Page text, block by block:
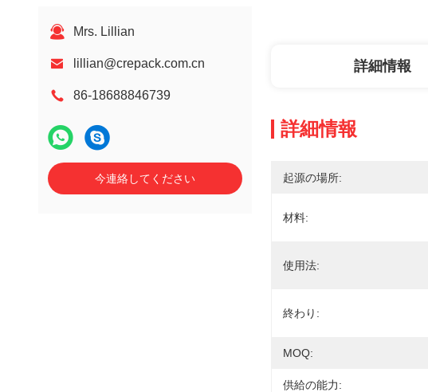
Mrs. Lillian
lillian@crepack.com.cn
86-18688846739
今連絡してください
詳細情報
詳細情報
起源の場所:
材料:
使用法:
終わり:
MOQ:
供給の能力: